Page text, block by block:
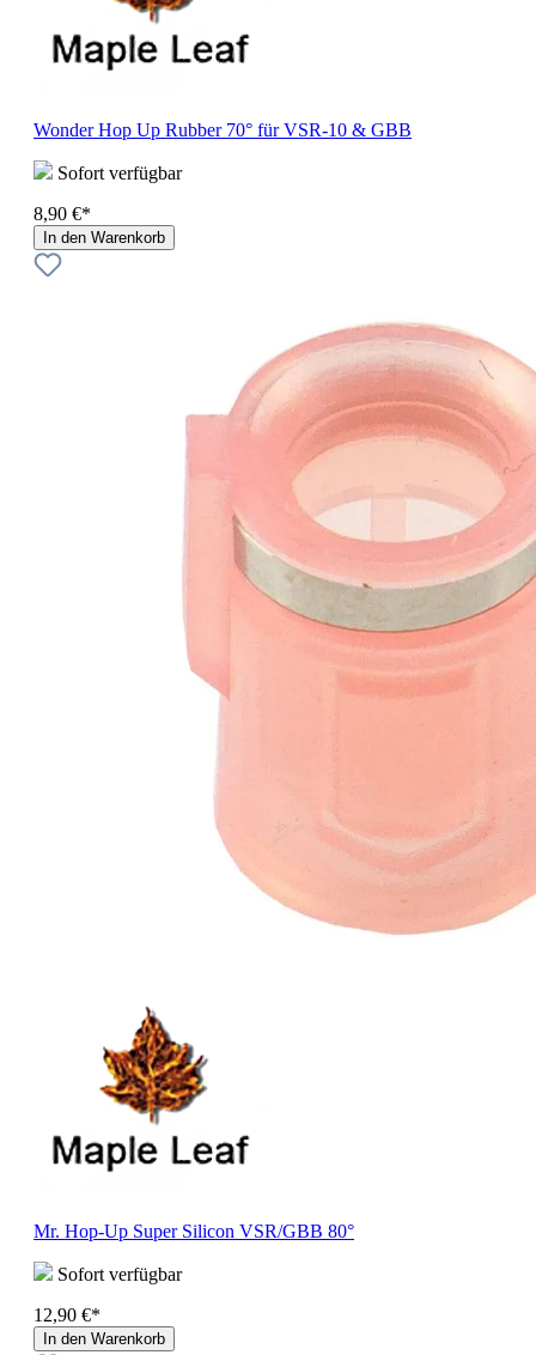
Wonder Hop Up Rubber 70° für VSR-10 & GBB
Sofort verfügbar
8,90 €*
In den Warenkorb
Mr. Hop-Up Super Silicon VSR/GBB 80°
Sofort verfügbar
12,90 €*
In den Warenkorb